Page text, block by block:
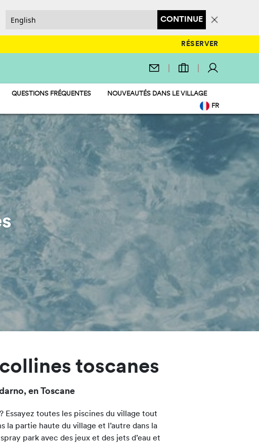
CONTINUE
RÉSERVER
QUESTIONS FRÉQUENTES
NOUVEAUTÉS DANS LE VILLAGE
FR
PL
toscanes
en Toscane
toutes les piscines du village tout
la partie haute du village et l’autre dans la
park avec des jeux et des jets d’eau et